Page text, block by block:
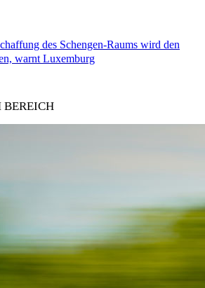
des Schengen-Raums wird den
warnt Luxemburg
BEREICH